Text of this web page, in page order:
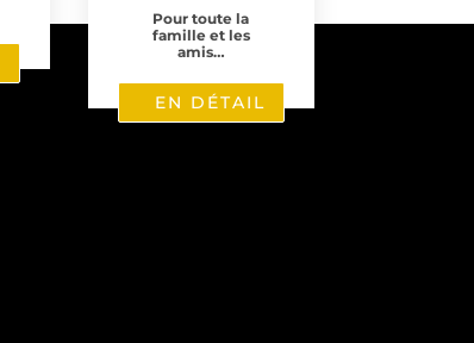
Pour toute la
famille et les
amis…
EN DÉTAIL